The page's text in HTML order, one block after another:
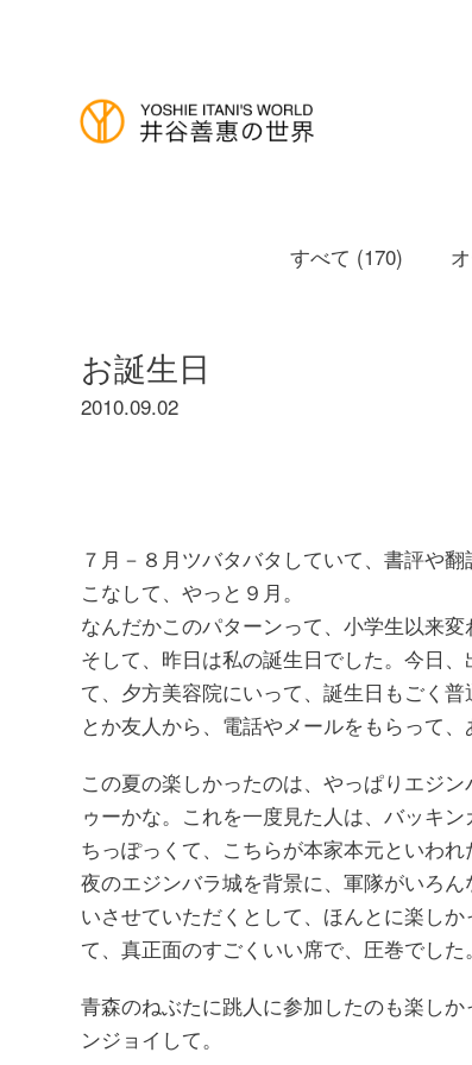
すべて (170)
お誕生日
2010.09.02
７月－８月ツバタバタしていて、書評や
こなして、やっと９月。
なんだかこのパターンって、小学生以来変
そして、昨日は私の誕生日でした。今日
て、夕方美容院にいって、誕生日もごく
とか友人から、電話やメールをもらって、
この夏の楽しかったのは、やっぱりエジ
ゥーかな。これを一度見た人は、バッキ
ちっぽっくて、こちらが本家本元といわれ
夜のエジンバラ城を背景に、軍隊がいろ
いさせていただくとして、ほんとに楽し
て、真正面のすごくいい席で、圧巻でした
青森のねぶたに跳人に参加したのも楽し
ンジョイして。